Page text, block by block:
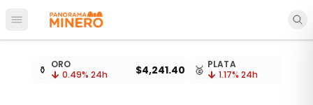
Abrir menú principal
Cotizaciones de metales actualizadas cada 15
⚱️ ORO
0.49% 24h $4,241.40 🥈 PLATA
1.17% 24h